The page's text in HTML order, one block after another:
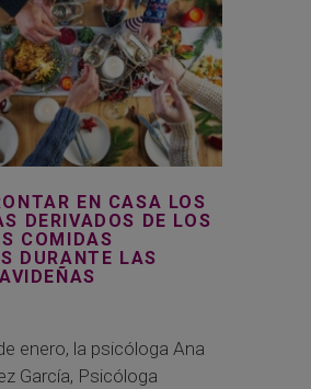
EN CASA LOS
DERIVADOS DE LOS
COMIDAS
DURANTE LAS
enero, la psicóloga Ana
García, Psicóloga